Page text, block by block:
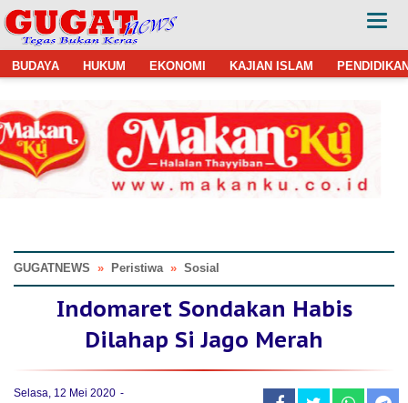
BUDAYA HUKUM EKONOMI KAJIAN ISLAM
GUGATNEWS » Peristiwa » Sosial
Indomaret Sondakan Habis
Dilahap Si Jago Merah
Selasa, 12 Mei 2020